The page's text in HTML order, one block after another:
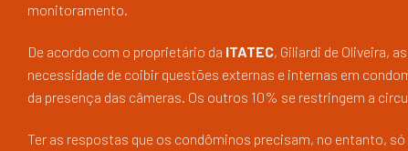
monitoramento.
De acordo com o proprietário da ITATEC, Giliardi de Oliveira,
necessidade de coibir questões externas e internas em
da presença das câmeras. Os outros 10% se restringem a
Ter as respostas que os condôminos precisam, no entanto,